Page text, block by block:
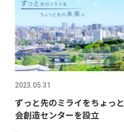
2023.05.31
ずっと先のミライをちょっ
会創造センターを設立